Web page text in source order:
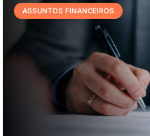
ASSUNTOS FINANCEIROS